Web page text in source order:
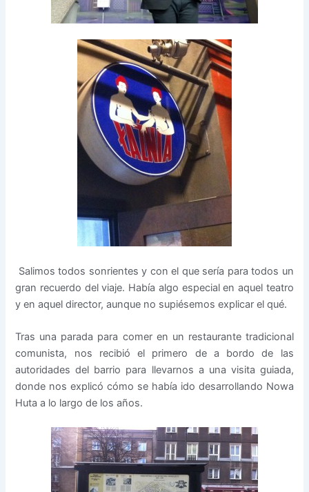
Salimos todos sonrientes y con el que sería para todos un
gran recuerdo del viaje. Había algo especial en aquel teatro
y en aquel director, aunque no supiésemos explicar el qué.
Tras una parada para comer en un restaurante tradicional
comunista, nos recibió el primero de a bordo de las
autoridades del barrio para llevarnos a una visita guiada,
donde nos explicó cómo se había ido desarrollando Nowa
Huta a lo largo de los años.